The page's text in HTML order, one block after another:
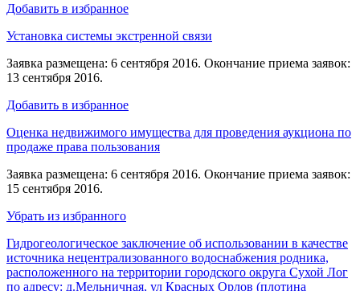
Добавить в избранное
Установка системы экстренной связи
Заявка размещена: 6 сентября 2016. Окончание приема заявок:
13 сентября 2016.
Добавить в избранное
Оценка недвижимого имущества для проведения аукциона по
продаже права пользования
Заявка размещена: 6 сентября 2016. Окончание приема заявок:
15 сентября 2016.
Убрать из избранного
Гидрогеологическое заключение об использовании в качестве
источника нецентрализованного водоснабжения родника,
расположенного на территории городского округа Сухой Лог
по адресу: д.Мельничная, ул Красных Орлов (плотина